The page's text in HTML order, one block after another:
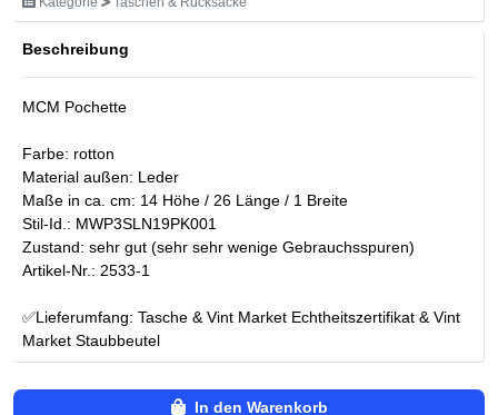
Beschreibung
MCM Pochette
Farbe: rotton
Material außen: Leder
Maße in ca. cm: 14 Höhe / 26 Länge / 1 Breite
Stil-Id.: MWP3SLN19PK001
Zustand: sehr gut (sehr sehr wenige Gebrauchsspuren)
Artikel-Nr.: 2533-1
✅Lieferumfang: Tasche & Vint Market Echtheitszertifikat & Vint
Market Staubbeutel
In den Warenkorb